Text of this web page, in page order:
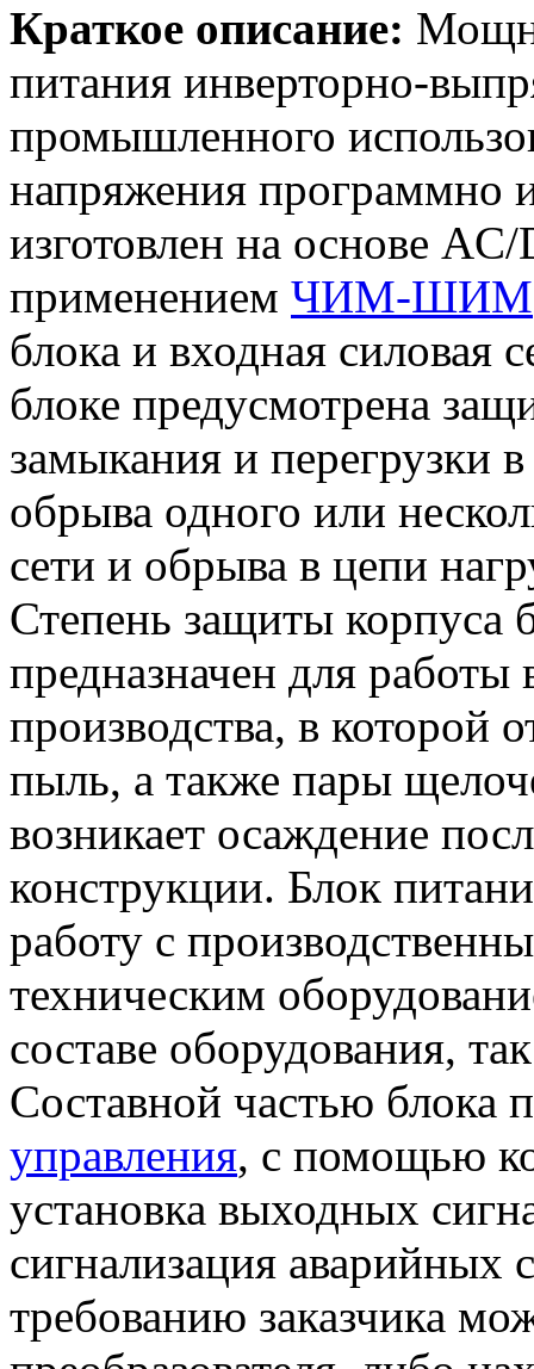
Краткое описание:
питания инверторно-
промышленного
напряжения программно
изготовлен на основе
применением ЧИМ-ШИМ
блока и входная силовая
блоке предусмотрена
замыкания и перегрузки
обрыва одного или
сети и обрыва в цепи
Степень защиты корпуса
предназначен для
производства, в которой
пыль, а также пары
возникает осаждение
конструкции. Блок
работу с
техническим
составе оборудования,
Составной частью блока
управления, с помощью
установка выходных
сигнализация аварийных
требованию заказчика